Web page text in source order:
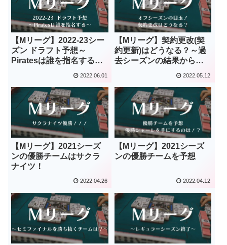
【Mリーグ】2022-23シー
ズン ドラフト予想～
Piratesは誰を指名する？
2022.06.01
【Mリーグ】契約更改(契
約更新)はどうなる？～過
去シーズンの結果から自
2022.05.12
【Mリーグ】2021シーズ
ンの優勝チームはサクラ
ナイツ！
2022.04.26
【Mリーグ】2021シーズ
ンの優勝チームを予想
2022.04.12